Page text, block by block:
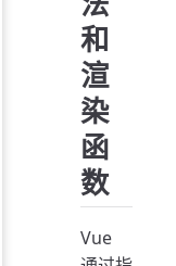
和
渲
染
函
数
Vue